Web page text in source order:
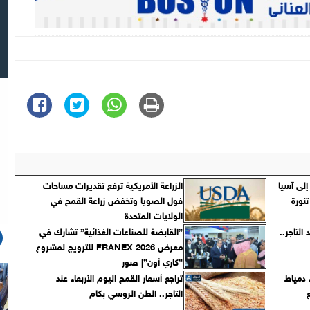
آسيا
الزراعة الأمريكية ترفع تقديرات مساحات
فول الصويا وتخفض زراعة القمح في
الولايات المتحدة
”القابضة للصناعات الغذائية” تشارك في
معرض FRANEX 2026 للترويج لمشروع
”كاري أون”| صور
تراجع أسعار القمح اليوم الأربعاء عند
التاجر.. الطن الروسي بكام